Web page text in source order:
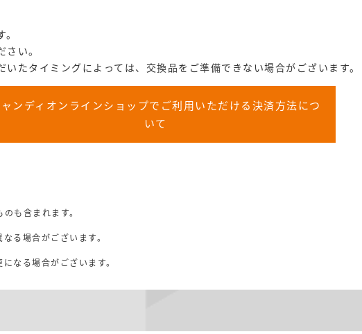
い。
たタイミングによっては、交換品をご準備できない場合がございます。
ンディオンラインショップでご利用いただける決済方法につ
いて
も含まれます。
る場合がございます。
なる場合がございます。